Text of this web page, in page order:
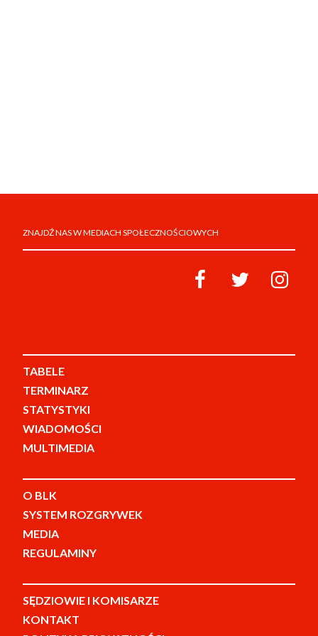
ZNAJDŹ NAS W MEDIACH SPOŁECZNOŚCIOWYCH
TABELE
TERMINARZ
STATYSTYKI
WIADOMOŚCI
MULTIMEDIA
O BLK
SYSTEM ROZGRYWEK
MEDIA
REGULAMINY
SĘDZIOWIE I KOMISARZE
KONTAKT